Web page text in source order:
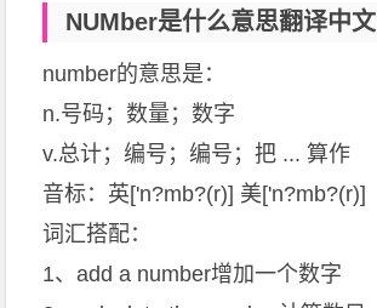
NUMber是什么意思翻译中文
number的意思是：
n.号码；数量；数字
v.总计；编号；编号；把 ... 算作
音标：英['n?mb?(r)] 美['n?mb?(r)]
词汇搭配：
1、add a number增加一个数字